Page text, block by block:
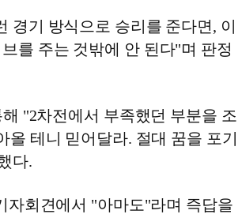
경기 방식으로 승리를 준다면, 이
를 주는 것밖에 안 된다"며 판정
"2차전에서 부족했던 부분을 조
테니 믿어달라. 절대 꿈을 포기
다.
자회견에서 "아마도"라며 즉답을